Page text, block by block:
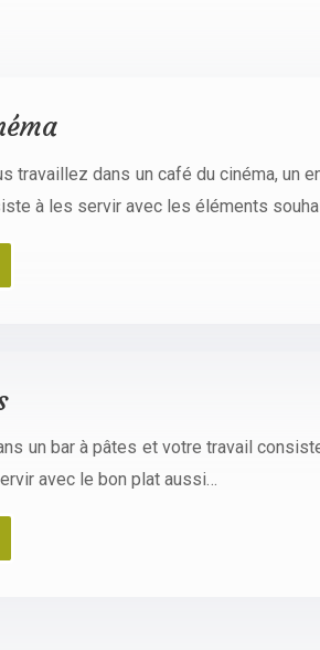
travaillez dans un café du cinéma, un
à les servir avec les éléments
un bar à pâtes et votre travail
avec le bon plat aussi…